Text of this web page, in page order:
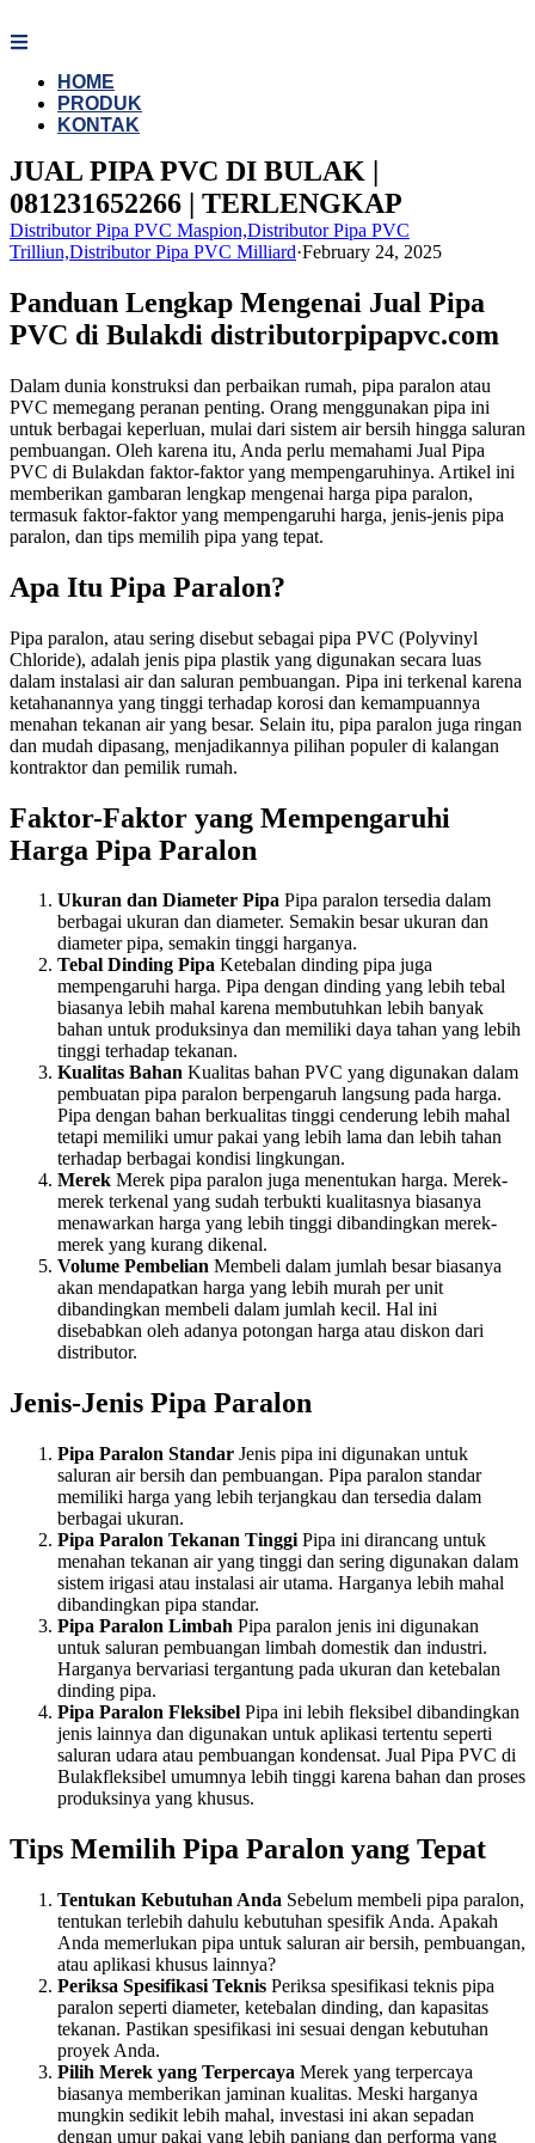
to
HOME
PRODUK
KONTAK
JUAL PIPA PVC DI BULAK |
081231652266 | TERLENGKAP
Distributor Pipa PVC Maspion,Distributor Pipa PVC
Trilliun,Distributor Pipa PVC Milliard·February 24, 2025
Panduan Lengkap Mengenai Jual Pipa
PVC di Bulakdi distributorpipapvc.com
Dalam dunia konstruksi dan perbaikan rumah, pipa paralon atau
PVC memegang peranan penting. Orang menggunakan pipa ini
untuk berbagai keperluan, mulai dari sistem air bersih hingga saluran
pembuangan. Oleh karena itu, Anda perlu memahami Jual Pipa
PVC di Bulakdan faktor-faktor yang mempengaruhinya. Artikel ini
memberikan gambaran lengkap mengenai harga pipa paralon,
termasuk faktor-faktor yang mempengaruhi harga, jenis-jenis pipa
paralon, dan tips memilih pipa yang tepat.
Apa Itu Pipa Paralon?
Pipa paralon, atau sering disebut sebagai pipa PVC (Polyvinyl
Chloride), adalah jenis pipa plastik yang digunakan secara luas
dalam instalasi air dan saluran pembuangan. Pipa ini terkenal karena
ketahanannya yang tinggi terhadap korosi dan kemampuannya
menahan tekanan air yang besar. Selain itu, pipa paralon juga ringan
dan mudah dipasang, menjadikannya pilihan populer di kalangan
kontraktor dan pemilik rumah.
Faktor-Faktor yang Mempengaruhi
Harga Pipa Paralon
Ukuran dan Diameter Pipa Pipa paralon tersedia dalam
berbagai ukuran dan diameter. Semakin besar ukuran dan
diameter pipa, semakin tinggi harganya.
Tebal Dinding Pipa Ketebalan dinding pipa juga
mempengaruhi harga. Pipa dengan dinding yang lebih tebal
biasanya lebih mahal karena membutuhkan lebih banyak
bahan untuk produksinya dan memiliki daya tahan yang lebih
tinggi terhadap tekanan.
Kualitas Bahan Kualitas bahan PVC yang digunakan dalam
pembuatan pipa paralon berpengaruh langsung pada harga.
Pipa dengan bahan berkualitas tinggi cenderung lebih mahal
tetapi memiliki umur pakai yang lebih lama dan lebih tahan
terhadap berbagai kondisi lingkungan.
Merek Merek pipa paralon juga menentukan harga. Merek-
merek terkenal yang sudah terbukti kualitasnya biasanya
menawarkan harga yang lebih tinggi dibandingkan merek-
merek yang kurang dikenal.
Volume Pembelian Membeli dalam jumlah besar biasanya
akan mendapatkan harga yang lebih murah per unit
dibandingkan membeli dalam jumlah kecil. Hal ini
disebabkan oleh adanya potongan harga atau diskon dari
distributor.
Jenis-Jenis Pipa Paralon
Pipa Paralon Standar Jenis pipa ini digunakan untuk
saluran air bersih dan pembuangan. Pipa paralon standar
memiliki harga yang lebih terjangkau dan tersedia dalam
berbagai ukuran.
Pipa Paralon Tekanan Tinggi Pipa ini dirancang untuk
menahan tekanan air yang tinggi dan sering digunakan dalam
sistem irigasi atau instalasi air utama. Harganya lebih mahal
dibandingkan pipa standar.
Pipa Paralon Limbah Pipa paralon jenis ini digunakan
untuk saluran pembuangan limbah domestik dan industri.
Harganya bervariasi tergantung pada ukuran dan ketebalan
dinding pipa.
Pipa Paralon Fleksibel Pipa ini lebih fleksibel dibandingkan
jenis lainnya dan digunakan untuk aplikasi tertentu seperti
saluran udara atau pembuangan kondensat. Jual Pipa PVC di
Bulakfleksibel umumnya lebih tinggi karena bahan dan proses
produksinya yang khusus.
Tips Memilih Pipa Paralon yang Tepat
Tentukan Kebutuhan Anda Sebelum membeli pipa paralon,
tentukan terlebih dahulu kebutuhan spesifik Anda. Apakah
Anda memerlukan pipa untuk saluran air bersih, pembuangan,
atau aplikasi khusus lainnya?
Periksa Spesifikasi Teknis Periksa spesifikasi teknis pipa
paralon seperti diameter, ketebalan dinding, dan kapasitas
tekanan. Pastikan spesifikasi ini sesuai dengan kebutuhan
proyek Anda.
Pilih Merek yang Terpercaya Merek yang terpercaya
biasanya memberikan jaminan kualitas. Meski harganya
mungkin sedikit lebih mahal, investasi ini akan sepadan
dengan umur pakai yang lebih panjang dan performa yang